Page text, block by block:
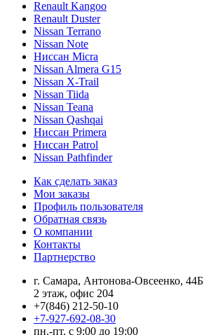
Renault Kangoo
Renault Duster
Nissan Terrano
Nissan Note
Ниссан Micra
Nissan Almera G15
Nissan X-Trail
Nissan Tiida
Nissan Teana
Nissan Qashqai
Ниссан Primera
Ниссан Patrol
Nissan Pathfinder
Как сделать заказ
Мои заказы
Профиль пользователя
Обратная связь
О компании
Контакты
Партнерство
г. Самара, Антонова-Овсеенко, 44Б
2 этаж, офис 204
+7(846) 212-50-10
+7-927-692-08-30
пн.-пт. с 9:00 до 19:00